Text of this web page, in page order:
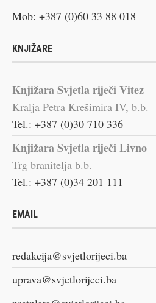
Mob: +387 (0)60 33 88 018
KNJIŽARE
Knjižara Svjetla riječi Vitez
Kralja Petra Krešimira IV, b.b.
Tel.: +387 (0)30 710 336
Knjižara Svjetla riječi Livno
Trg branitelja b.b.
Tel.: +387 (0)34 201 111
EMAIL
redakcija@svjetlorijeci.ba
uprava@svjetlorijeci.ba